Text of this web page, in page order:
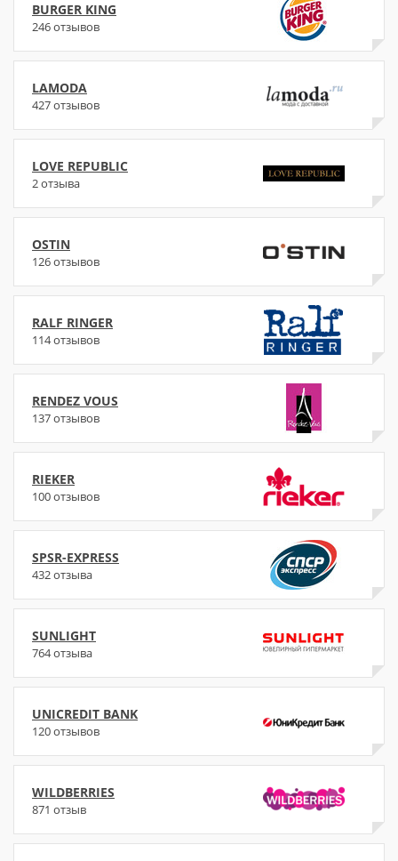
BURGER KING
246 отзывов
LAMODA
427 отзывов
LOVE REPUBLIC
2 отзыва
OSTIN
126 отзывов
RALF RINGER
114 отзывов
RENDEZ VOUS
137 отзывов
RIEKER
100 отзывов
SPSR-EXPRESS
432 отзыва
SUNLIGHT
764 отзыва
UNICREDIT BANK
120 отзывов
WILDBERRIES
871 отзыв